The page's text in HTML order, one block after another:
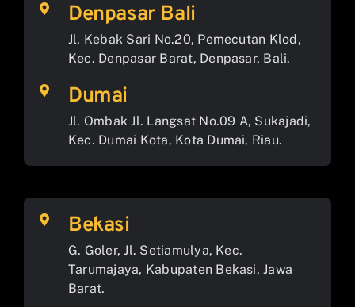
Denpasar Bali
Jl. Kebak Sari No.20, Pemecutan Klod,
Kec. Denpasar Barat, Denpasar, Bali.
Dumai
Jl. Ombak Jl. Langsat No.09 A, Sukajadi,
Kec. Dumai Kota, Kota Dumai, Riau.
Bekasi
G. Goler, Jl. Setiamulya, Kec.
Tarumajaya, Kabupaten Bekasi, Jawa
Barat.